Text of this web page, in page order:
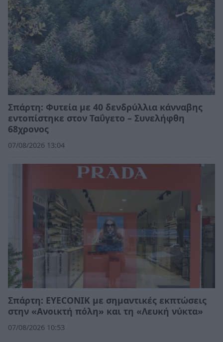
Σπάρτη: Φυτεία με 40 δενδρύλλια κάνναβης
εντοπίστηκε στον Ταΰγετο – Συνελήφθη
68χρονος
07/08/2026 13:04
Σπάρτη: EYECONIK με σημαντικές εκπτώσεις
στην «Ανοικτή πόλη» και τη «Λευκή νύκτα»
07/08/2026 10:53